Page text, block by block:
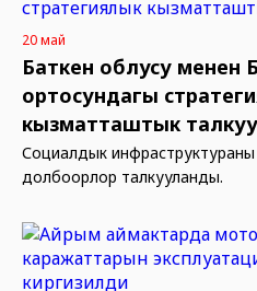
20 май
Баткен облусу менен
ортосундагы
кызматташтык
Социалдык инфраструктураны
долбоорлор талкууланды.